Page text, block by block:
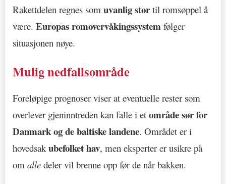
Rakettdelen regnes som uvanlig stor til romsøppel å
være. Europas romovervåkingssystem følger
situasjonen nøye.
Mulig nedfallsområde
Foreløpige prognoser viser at eventuelle rester som
overlever gjeninntreden kan falle i et område sør for
Danmark og de baltiske landene. Området er i
hovedsak ubefolket hav, men eksperter er usikre på
om alle deler vil brenne opp før de når bakken.